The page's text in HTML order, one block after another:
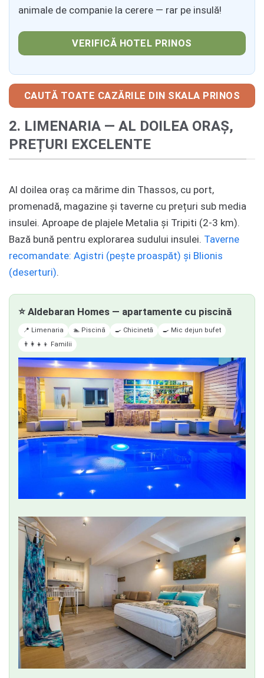
animale de companie la cerere — rar pe insulă!
VERIFICĂ HOTEL PRINOS
CAUTĂ TOATE CAZĂRILE DIN SKALA PRINOS
2. LIMENARIA — AL DOILEA ORAȘ,
PREȚURI EXCELENTE
Al doilea oraș ca mărime din Thassos, cu port,
promenadă, magazine și taverne cu prețuri sub media
insulei. Aproape de plajele Metalia și Tripiti (2-3 km).
Bază bună pentru explorarea sudului insulei. Taverne
recomandate: Agistri (pește proaspăt) și Blionis
(deserturi).
⭐ Aldebaran Homes — apartamente cu piscină
📍 Limenaria 🏊 Piscină 🍳 Chicinetă
🍳 Mic dejun bufet
👨‍👩‍👧‍👦 Familii